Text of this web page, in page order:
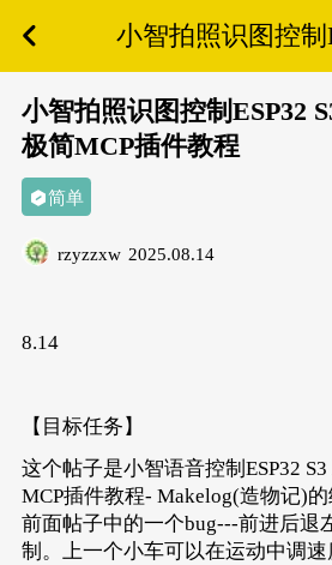
小智拍照识图控制
S3双电机小车｜
MCP插件教程
小智拍照识图控制ESP32
极简MCP插件教程
简单
rzyzzxw 2025.08.14
8.14
【目标任务】
这个帖子是小智语音控制ESP32
MCP插件教程- Makelog(造物记)
前面帖子中的一个bug---前进后退
制。上一个小车可以在运动中调速